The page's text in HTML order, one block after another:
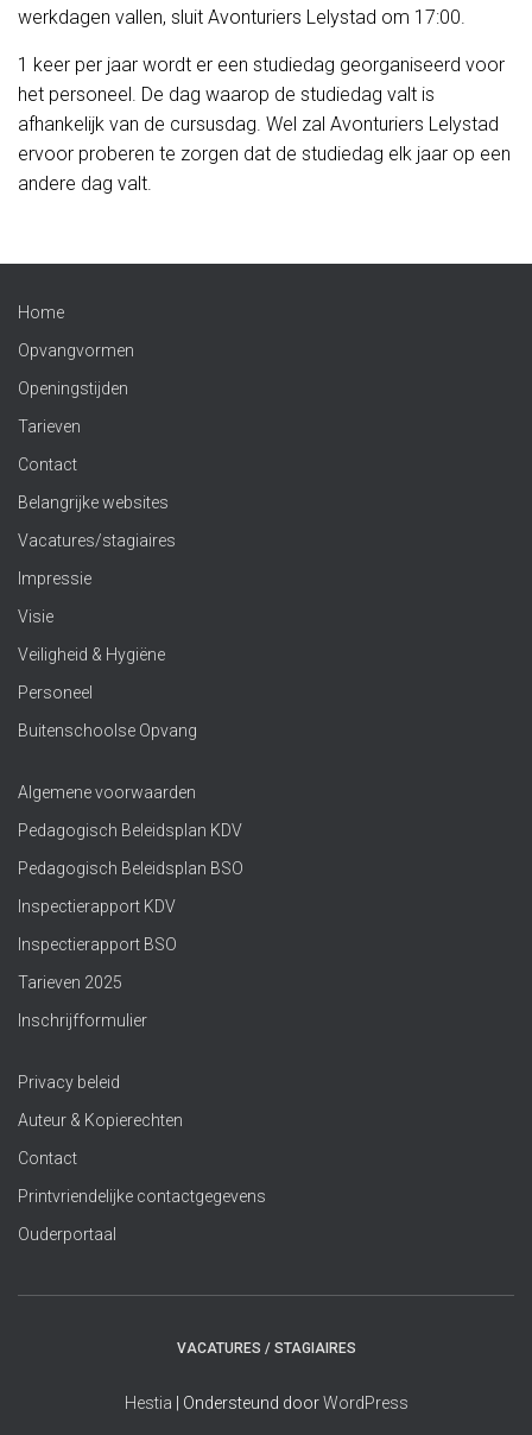
werkdagen vallen, sluit Avonturiers Lelystad om 17:00.
1 keer per jaar wordt er een studiedag georganiseerd voor
het personeel. De dag waarop de studiedag valt is
afhankelijk van de cursusdag. Wel zal Avonturiers Lelystad
ervoor proberen te zorgen dat de studiedag elk jaar op een
andere dag valt.
Home
Opvangvormen
Openingstijden
Tarieven
Contact
Belangrijke websites
Vacatures/stagiaires
Impressie
Visie
Veiligheid & Hygiëne
Personeel
Buitenschoolse Opvang
Algemene voorwaarden
Pedagogisch Beleidsplan KDV
Pedagogisch Beleidsplan BSO
Inspectierapport KDV
Inspectierapport BSO
Tarieven 2025
Inschrijfformulier
Privacy beleid
Auteur & Kopierechten
Contact
Printvriendelijke contactgegevens
Ouderportaal
VACATURES / STAGIAIRES
Hestia | Ondersteund doorWordPress